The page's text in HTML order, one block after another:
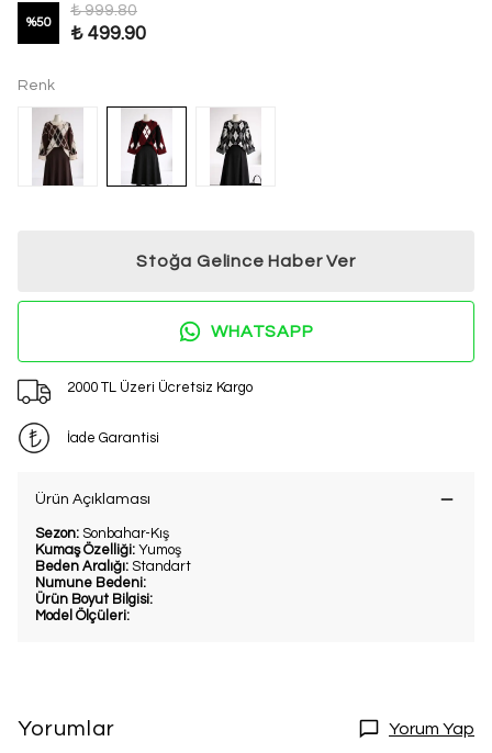
%50
₺ 999.80
₺ 499.90
Renk
Stoğa Gelince Haber Ver
WHATSAPP
2000 TL Üzeri Ücretsiz Kargo
İade Garantisi
Ürün Açıklaması
Sezon: Sonbahar-Kış
Kumaş Özelliği: Yumoş
Beden Aralığı: Standart
Numune Bedeni:
Ürün Boyut Bilgisi:
Model Ölçüleri:
Yorumlar Yorum Yap